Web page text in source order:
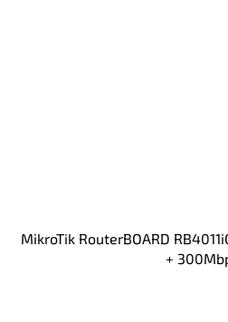
MikroTik RouterBOARD
+